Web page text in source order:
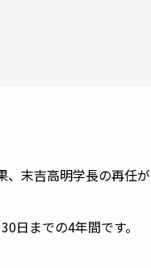
末吉高明学長の再任
日までの4年間です。